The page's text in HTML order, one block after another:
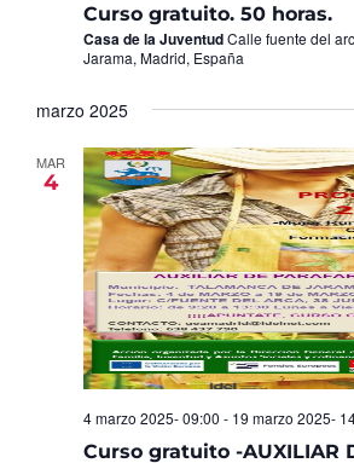
Curso gratuito. 50 horas.
Casa de la JuventudCalle fuente del
Jarama, Madrid, España
marzo 2025
MAR
4
Curso gratuito -AUXILIAR
4 marzo 2025- 09:00 - 19 marzo 2025-